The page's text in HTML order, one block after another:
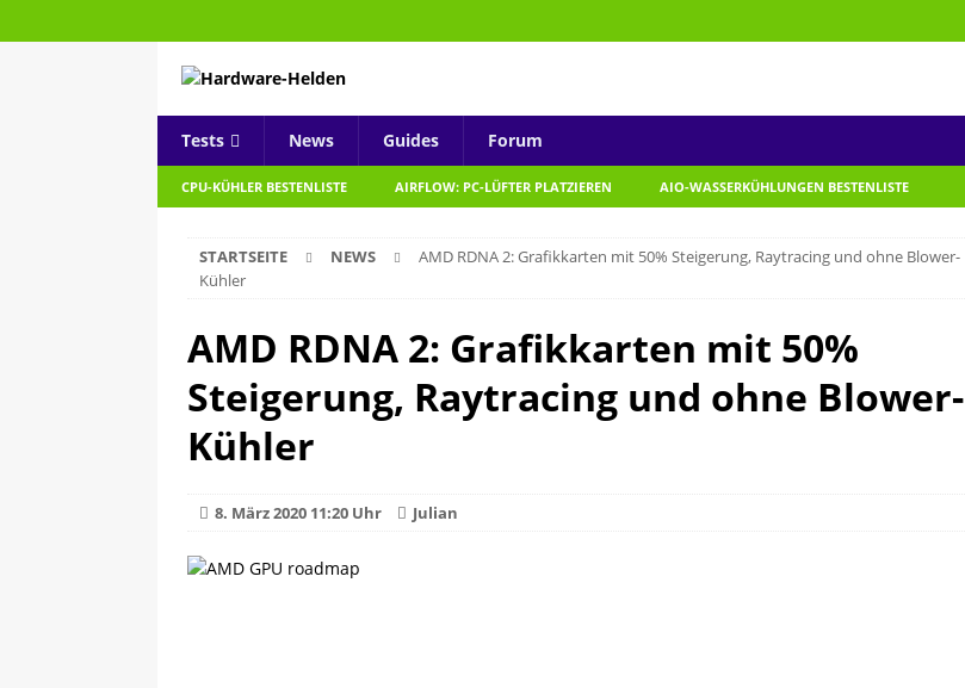
Tests News Guides Forum
CPU-KÜHLER BESTENLISTE AIRFLOW: PC-LÜFTER PLATZIEREN AIO-WASSERKÜHLUNGEN BESTENLISTE
STARTSEITE NEWS
AMD RDNA 2: Grafikkarten mit 50% Steigerung, Raytracing und ohne Blower-
Kühler
AMD RDNA 2: Grafikkarten mit 50%
Steigerung, Raytracing und ohne Blower-
Kühler
8. März 2020 11:20 Uhr Julian